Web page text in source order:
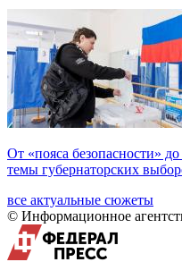
От «пояса безопасности»
темы губернаторских
все актуальные сюжеты
© Информационное